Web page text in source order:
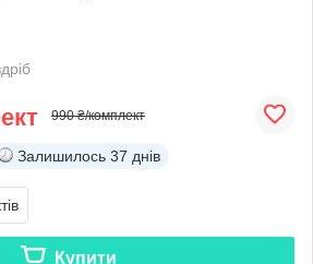
990 ₴/комплект
Залишилось 37 днів
Купити